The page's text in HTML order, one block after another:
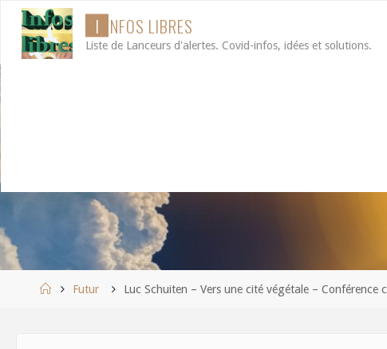
Aller
contenu
I NFOS L IBRES
Liste de Lanceurs d'alertes. Covid-infos, idées et solutions.
AccueilFutur Luc Schuiten – Vers une cité végétale – Conférence